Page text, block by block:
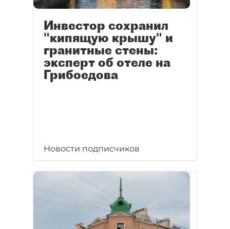
Инвестор сохранил
"кипящую крышу" и
гранитные стены:
эксперт об отеле на
Грибоедова
Новости подписчиков